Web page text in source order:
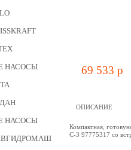
НАСОСЫ
НАСОСЫ
69 533 p
ОПИСАНИЕ
Компактная,
C-3 97775317 со